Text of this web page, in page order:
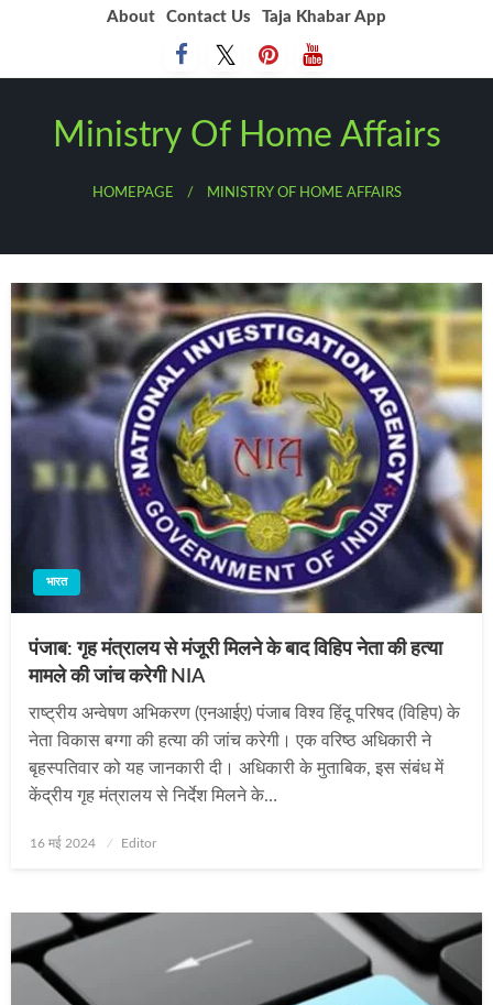
About Contact Us Taja Khabar App
Ministry Of Home Affairs
HOMEPAGE MINISTRY OF HOME AFFAIRS
भारत
पंजाब: गृह मंत्रालय से मंजूरी मिलने के बाद विहिप नेता की हत्या
मामले की जांच करेगी NIA
राष्ट्रीय अन्वेषण अभिकरण (एनआईए) पंजाब विश्व हिंदू परिषद (विहिप) के
नेता विकास बग्गा की हत्या की जांच करेगी। एक वरिष्ठ अधिकारी ने
बृहस्पतिवार को यह जानकारी दी। अधिकारी के मुताबिक, इस संबंध में
केंद्रीय गृह मंत्रालय से निर्देश मिलने के…
Posted
16 मई 2024 Editor